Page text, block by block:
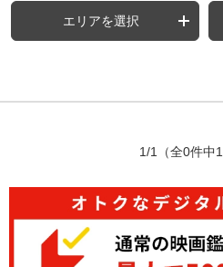
エリアを選択
1/1 （全0件中